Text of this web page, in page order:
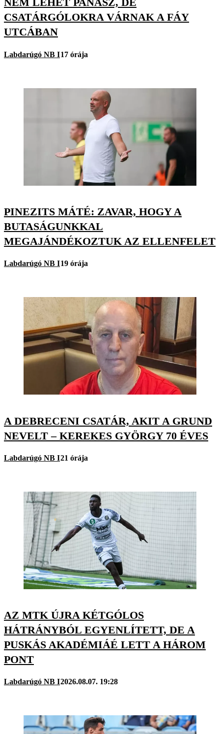
CSATÁRGÓLOKRA VÁRNAK A FÁY
UTCÁBAN
Labdarúgó NB I17 órája
PINEZITS MÁTÉ: ZAVAR, HOGY A
BUTASÁGUNKKAL
MEGAJÁNDÉKOZTUK AZ ELLENFELET
Labdarúgó NB I19 órája
A DEBRECENI CSATÁR, AKIT A GRUND
NEVELT – KEREKES GYÖRGY 70 ÉVES
Labdarúgó NB I21 órája
AZ MTK ÚJRA KÉTGÓLOS
HÁTRÁNYBÓL EGYENLÍTETT, DE A
PUSKÁS AKADÉMIÁÉ LETT A HÁROM
PONT
Labdarúgó NB I2026.08.07. 19:28